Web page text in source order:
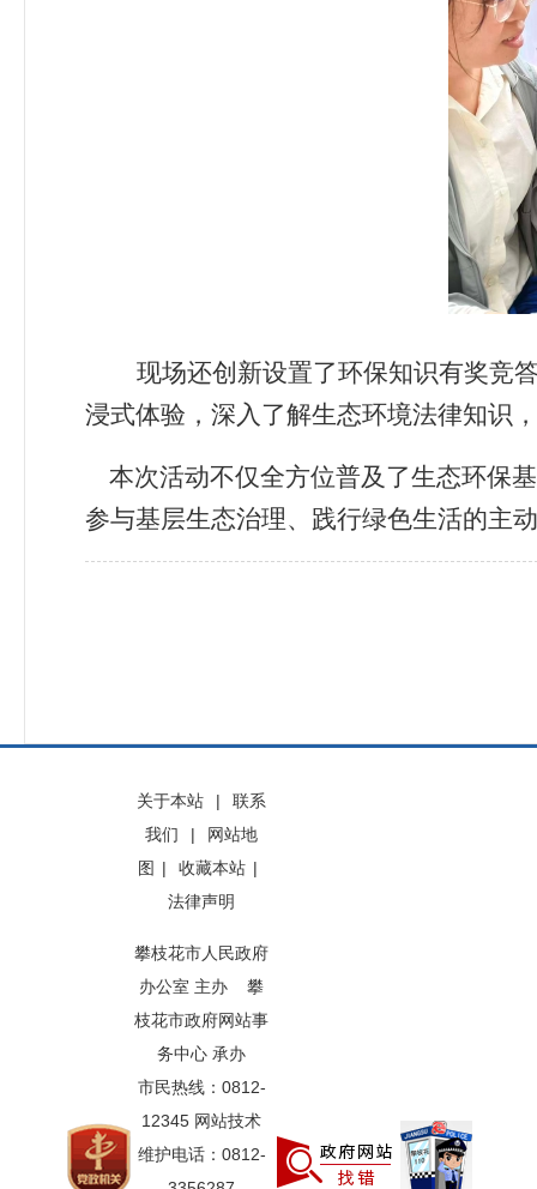
现场还创新设置了环保知识有奖竞
浸式体验，深入了解生态环境法律知识
本次活动不仅全方位普及了生态环保
参与基层生态治理、践行绿色生活的主
关于本站 |
联系
我们
|
网站地
图 | 收藏本站 |
法律声明
攀枝花市人民政府
办公室 主办 攀
枝花市政府网站事
务中心 承办
市民热线：0812-
12345 网站技术
维护电话：0812-